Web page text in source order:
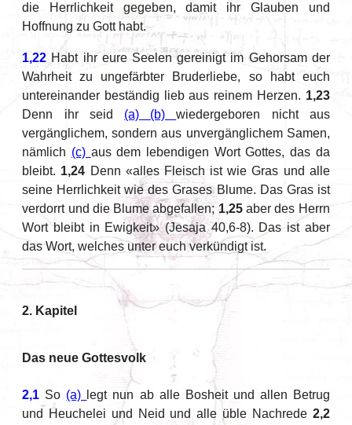
die Herrlichkeit gegeben, damit ihr Glauben und
Hoffnung zu Gott habt.
1,22 Habt ihr eure Seelen gereinigt im Gehorsam der
Wahrheit zu ungefärbter Bruderliebe, so habt euch
untereinander beständig lieb aus reinem Herzen. 1,23
Denn ihr seid (a) (b)wiedergeboren nicht aus
vergänglichem, sondern aus unvergänglichem Samen,
nämlich (c) aus dem lebendigen Wort Gottes, das da
bleibt. 1,24 Denn «alles Fleisch ist wie Gras und alle
seine Herrlichkeit wie des Grases Blume. Das Gras ist
verdorrt und die Blume abgefallen; 1,25aber des Herrn
Wort bleibt in Ewigkeit» (Jesaja 40,6-8). Das ist aber
das Wort, welches unter euch verkündigt ist.
2. Kapitel
Das neue Gottesvolk
2,1 So (a)
legt nun ab alle Bosheit und allen Betrug
und Heuchelei und Neid und alle üble Nachrede 2,2